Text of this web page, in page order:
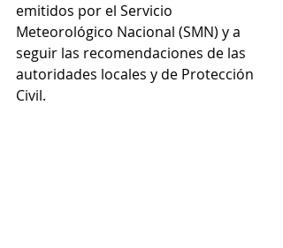
emitidos por el Servicio
Meteorológico Nacional (SMN) y a
seguir las recomendaciones de las
autoridades locales y de Protección
Civil.